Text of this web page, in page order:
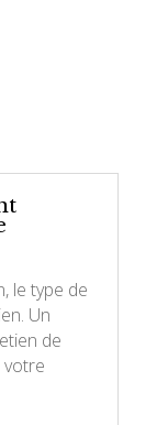
le type de
Un
de
votre